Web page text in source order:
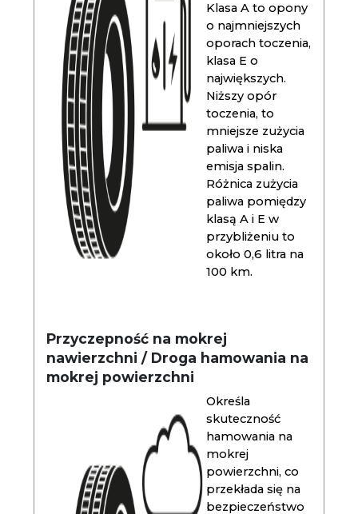
Klasa A to opony
o najmniejszych
oporach toczenia,
klasa E o
największych.
Niższy opór
toczenia, to
mniejsze zużycia
paliwa i niska
emisja spalin.
Różnica zużycia
paliwa pomiędzy
klasą A i E w
przybliżeniu to
około 0,6 litra na
100 km.
Przyczepność na mokrej
nawierzchni / Droga hamowania na
mokrej powierzchni
Określa
skuteczność
hamowania na
mokrej
powierzchni, co
przekłada się na
bezpieczeństwo